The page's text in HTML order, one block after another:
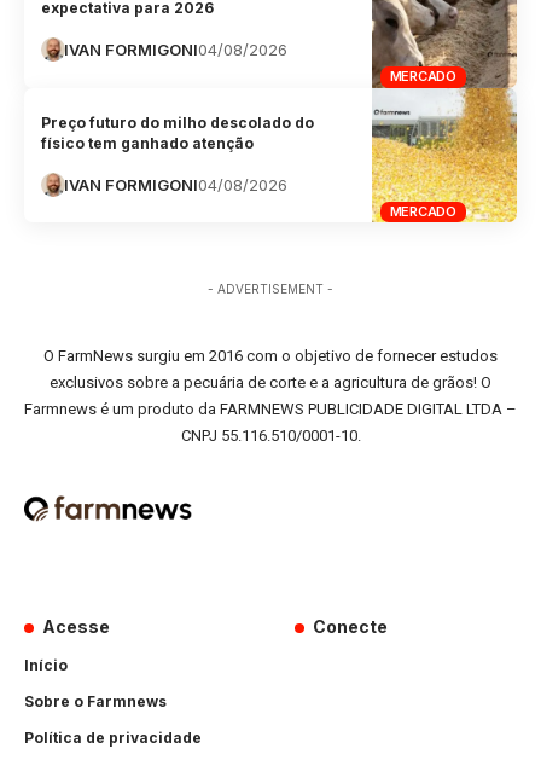
MERCADO
expectativa para 2026
IVAN FORMIGONI04/08/2026
MERCADO
Preço futuro do milho descolado do
físico tem ganhado atenção
IVAN FORMIGONI04/08/2026
- ADVERTISEMENT -
O FarmNews surgiu em 2016 com o objetivo de fornecer estudos
exclusivos sobre a pecuária de corte e a agricultura de grãos! O
Farmnews é um produto da FARMNEWS PUBLICIDADE DIGITAL LTDA –
CNPJ 55.116.510/0001-10.
Acesse
Início
Sobre o Farmnews
Política de privacidade
Conecte